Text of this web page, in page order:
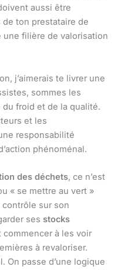
aussi être
ton prestataire de
une filière de valorisation
j’aimerais te livrer une
sommes les
froid et de la qualité.
et les
responsabilité
phénoménal.
des déchets, ce n’est
« se mettre au vert »
contrôle sur son
ses stocks
à les voir
à revaloriser.
On passe d’une logique